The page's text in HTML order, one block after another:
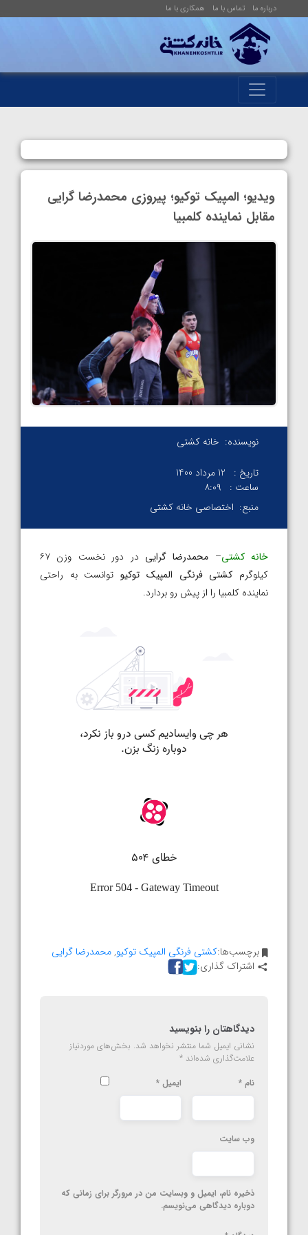
درباره ما تماس با ما همکاری با ما
ویدیو؛ المپیک توکیو؛ پیروزی محمدرضا گرایی
مقابل نماینده کلمبیا
نویسنده: خانه کشتی
تاریخ :
12 مرداد 1400
ساعت :
۸:۰۹
منبع: اختصاصی خانه کشتی
خانه کشتی– محمدرضا گرایی
در دور نخست وزن ۶۷
کیلوگرم کشتی فرنگی المپیک توکیوتوانست به راحتی
نماینده کلمبیا را از پیش رو بردارد.
برچسب‌ها:کشتی فرنگی المپیک توکیو,محمدرضا گرایی
اشتراک گذاری:
دیدگاهتان را بنویسید
نشانی ایمیل شما منتشر نخواهد شد. بخش‌های موردنیاز
علامت‌گذاری شده‌اند *
نام * ایمیل *
وب‌ سایت
ذخیره نام، ایمیل و وبسایت من در مرورگر برای زمانی که
دوباره دیدگاهی می‌نویسم.